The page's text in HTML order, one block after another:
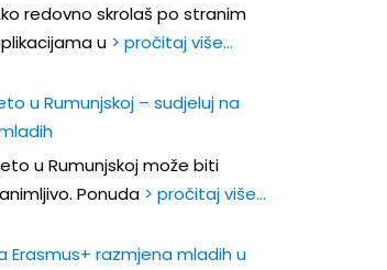
redovno skrolaš po stranim
u > pročitaj više…
u Rumunjskoj – sudjeluj na
u Rumunjskoj može biti
Ponuda > pročitaj više…
Erasmus+ razmjena mladih u